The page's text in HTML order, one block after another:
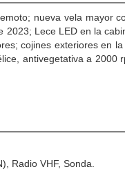
nueva vela mayor
Lece LED en la
cojines exteriores en
antivegetativa a 2000
Radio VHF, Sonda.